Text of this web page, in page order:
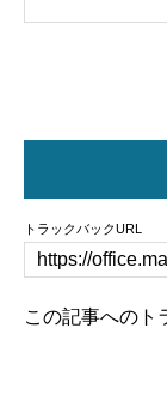
トラックバックURL
この記事へのト